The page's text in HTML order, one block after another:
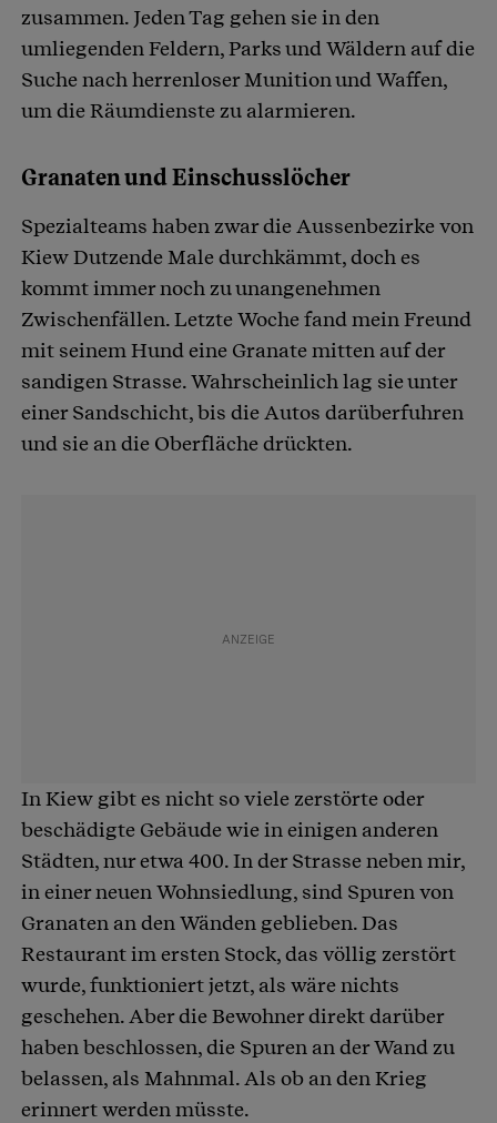
zusammen. Jeden Tag gehen sie in den
umliegenden Feldern, Parks und Wäldern auf die
Suche nach herrenloser Munition und Waffen,
um die Räumdienste zu alarmieren.
Granaten und Einschusslöcher
Spezialteams haben zwar die Aussenbezirke von
Kiew Dutzende Male durchkämmt, doch es
kommt immer noch zu unangenehmen
Zwischenfällen. Letzte Woche fand mein Freund
mit seinem Hund eine Granate mitten auf der
sandigen Strasse. Wahrscheinlich lag sie unter
einer Sandschicht, bis die Autos darüberfuhren
und sie an die Oberfläche drückten.
In Kiew gibt es nicht so viele zerstörte oder
beschädigte Gebäude wie in einigen anderen
Städten, nur etwa 400. In der Strasse neben mir,
in einer neuen Wohnsiedlung, sind Spuren von
Granaten an den Wänden geblieben. Das
Restaurant im ersten Stock, das völlig zerstört
wurde, funktioniert jetzt, als wäre nichts
geschehen. Aber die Bewohner direkt darüber
haben beschlossen, die Spuren an der Wand zu
belassen, als Mahnmal. Als ob an den Krieg
erinnert werden müsste.